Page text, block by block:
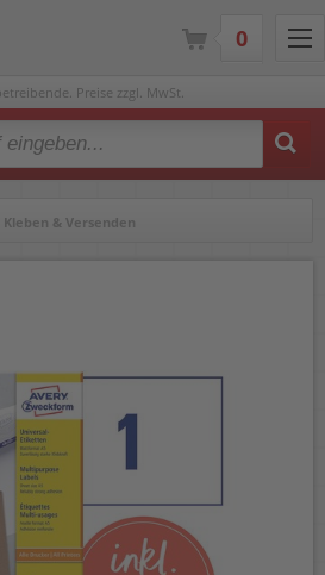
Preise zzgl. MwSt.
results.
Kleben & Versenden
0